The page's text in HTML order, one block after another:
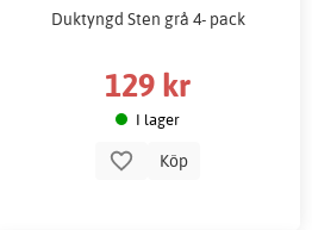
Duktyngd Sten grå 4- pack
129 kr
I lager
Köp